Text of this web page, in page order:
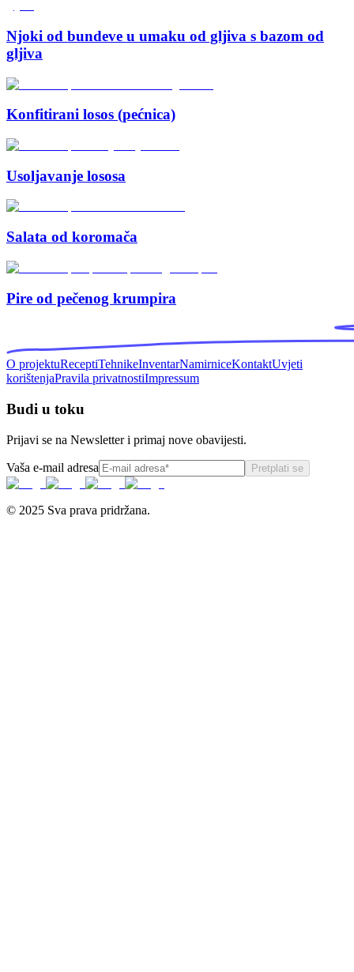
Njoki od bundeve u umaku od gljiva s bazom od
gljiva
Konfitirani losos (pećnica)
Usoljavanje lososa
Salata od koromača
Pire od pečenog krumpira
O projektuReceptiTehnikeInventarNamirniceKontaktUvjeti
korištenjaPravila privatnostiImpressum
Budi u toku
Prijavi se na Newsletter i primaj nove obavijesti.
Vaša e-mail adresa Pretplati se
© 2025 Sva prava pridržana.